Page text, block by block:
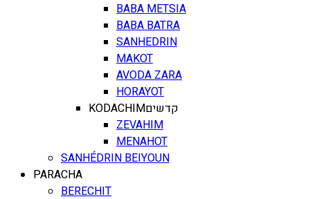
BABA METSIA
BABA BATRA
SANHEDRIN
MAKOT
AVODA ZARA
HORAYOT
KODACHIMקדשים
ZEVAHIM
MENAHOT
SANHÉDRIN BEIYOUN
PARACHA
BERECHIT